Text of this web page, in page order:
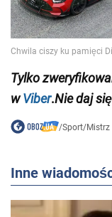
Tylko
wViber.Nie daj
/Sport/Mistrz
Inne